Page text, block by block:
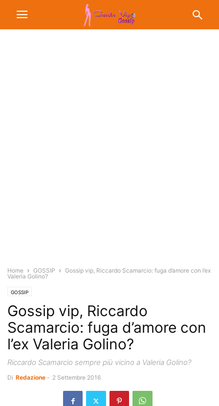
Home GOSSIP
Gossip vip, Riccardo Scamarcio: fuga d’amore con l’ex
Valeria Golino?
GOSSIP
Gossip vip, Riccardo
Scamarcio: fuga d’amore con
l’ex Valeria Golino?
Riccardo Scamarcio sempre più vicino a Valeria Golino?
Di Redazione - 2 Settembre 2016